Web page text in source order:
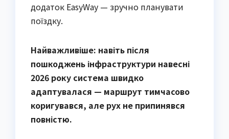
додаток EasyWay — зручно планувати
поїздку.
Найважливіше: навіть після
пошкоджень інфраструктури навесні
2026 року система швидко
адаптувалася — маршрут тимчасово
коригувався, але рух не припинявся
повністю.